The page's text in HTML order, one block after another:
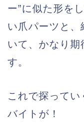
ー”に似た形を
い爪パーツと、
いて、かなり
す。
これで探って
バイトが！